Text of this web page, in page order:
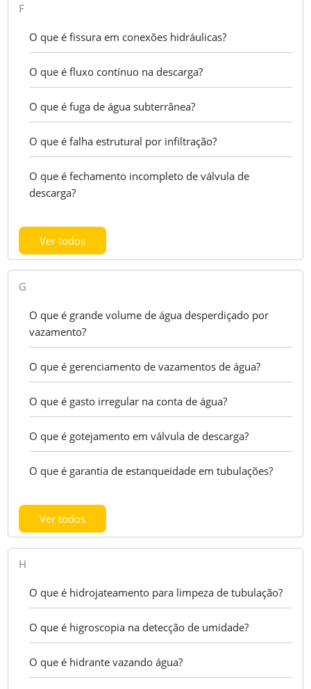
F
O que é fissura em conexões hidráulicas?
O que é fluxo contínuo na descarga?
O que é fuga de água subterrânea?
O que é falha estrutural por infiltração?
O que é fechamento incompleto de válvula de
descarga?
Ver todos
G
O que é grande volume de água desperdiçado por
vazamento?
O que é gerenciamento de vazamentos de água?
O que é gasto irregular na conta de água?
O que é gotejamento em válvula de descarga?
O que é garantia de estanqueidade em tubulações?
Ver todos
H
O que é hidrojateamento para limpeza de tubulação?
O que é higroscopia na detecção de umidade?
O que é hidrante vazando água?